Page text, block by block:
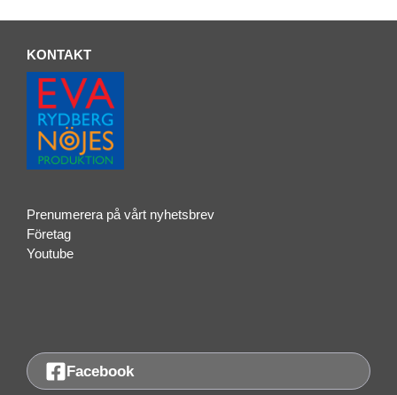
KONTAKT
Prenumerera på vårt nyhetsbrev
Företag
Youtube
Facebook